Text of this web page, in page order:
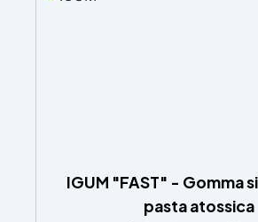
IGUM "FAST" - Gomma
pasta atossica